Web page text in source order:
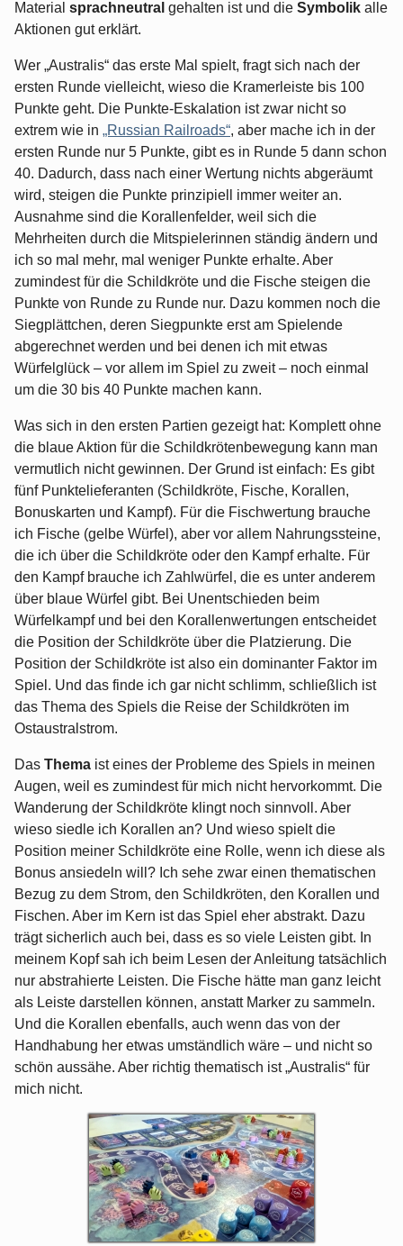
Material sprachneutral gehalten ist und die Symbolik alle
Aktionen gut erklärt.
Wer „Australis“ das erste Mal spielt, fragt sich nach der
ersten Runde vielleicht, wieso die Kramerleiste bis 100
Punkte geht. Die Punkte-Eskalation ist zwar nicht so
extrem wie in „Russian Railroads“, aber mache ich in der
ersten Runde nur 5 Punkte, gibt es in Runde 5 dann schon
40. Dadurch, dass nach einer Wertung nichts abgeräumt
wird, steigen die Punkte prinzipiell immer weiter an.
Ausnahme sind die Korallenfelder, weil sich die
Mehrheiten durch die Mitspielerinnen ständig ändern und
ich so mal mehr, mal weniger Punkte erhalte. Aber
zumindest für die Schildkröte und die Fische steigen die
Punkte von Runde zu Runde nur. Dazu kommen noch die
Siegplättchen, deren Siegpunkte erst am Spielende
abgerechnet werden und bei denen ich mit etwas
Würfelglück – vor allem im Spiel zu zweit – noch einmal
um die 30 bis 40 Punkte machen kann.
Was sich in den ersten Partien gezeigt hat: Komplett ohne
die blaue Aktion für die Schildkrötenbewegung kann man
vermutlich nicht gewinnen. Der Grund ist einfach: Es gibt
fünf Punktelieferanten (Schildkröte, Fische, Korallen,
Bonuskarten und Kampf). Für die Fischwertung brauche
ich Fische (gelbe Würfel), aber vor allem Nahrungssteine,
die ich über die Schildkröte oder den Kampf erhalte. Für
den Kampf brauche ich Zahlwürfel, die es unter anderem
über blaue Würfel gibt. Bei Unentschieden beim
Würfelkampf und bei den Korallenwertungen entscheidet
die Position der Schildkröte über die Platzierung. Die
Position der Schildkröte ist also ein dominanter Faktor im
Spiel. Und das finde ich gar nicht schlimm, schließlich ist
das Thema des Spiels die Reise der Schildkröten im
Ostaustralstrom.
Das Thema ist eines der Probleme des Spiels in meinen
Augen, weil es zumindest für mich nicht hervorkommt. Die
Wanderung der Schildkröte klingt noch sinnvoll. Aber
wieso siedle ich Korallen an? Und wieso spielt die
Position meiner Schildkröte eine Rolle, wenn ich diese als
Bonus ansiedeln will? Ich sehe zwar einen thematischen
Bezug zu dem Strom, den Schildkröten, den Korallen und
Fischen. Aber im Kern ist das Spiel eher abstrakt. Dazu
trägt sicherlich auch bei, dass es so viele Leisten gibt. In
meinem Kopf sah ich beim Lesen der Anleitung tatsächlich
nur abstrahierte Leisten. Die Fische hätte man ganz leicht
als Leiste darstellen können, anstatt Marker zu sammeln.
Und die Korallen ebenfalls, auch wenn das von der
Handhabung her etwas umständlich wäre – und nicht so
schön aussähe. Aber richtig thematisch ist „Australis“ für
mich nicht.